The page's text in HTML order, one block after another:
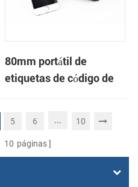
80mm portátil de
etiquetas de código de
barras impresora
5 6 ... 10
10 páginas